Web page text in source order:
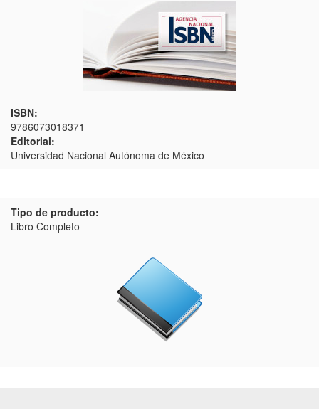
ISBN:
9786073018371
Editorial:
Universidad Nacional Autónoma de México
Tipo de producto:
Libro Completo